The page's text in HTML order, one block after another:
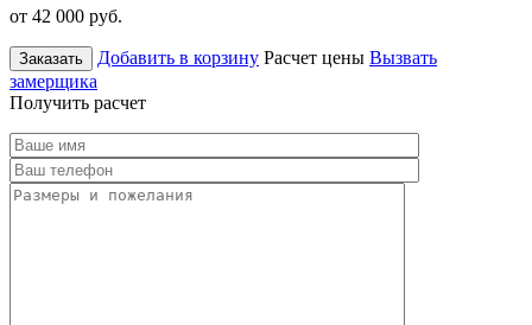
от 42 000 руб.
Заказать Добавить в корзину Расчет цены Вызвать
замерщика
Получить расчет